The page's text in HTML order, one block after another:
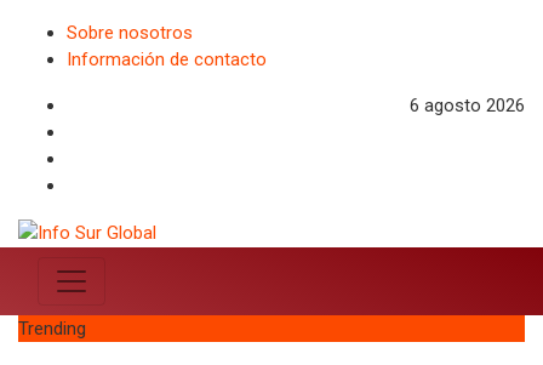
Sobre nosotros
Información de contacto
6 agosto 2026
Trending